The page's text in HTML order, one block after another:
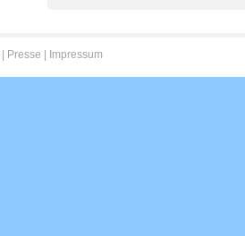
Presse Impressum